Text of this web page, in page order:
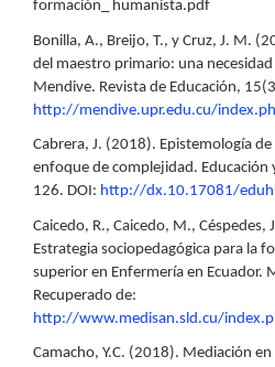
formación_ humanista.pdf
Bonilla, A., Breijo, T., y Cruz, J. M.
del maestro primario: una
Mendive. Revista de Educación,
http://mendive.upr.edu.cu/
Cabrera, J. (2018). Epistemología
enfoque de complejidad.
126. DOI: http://dx.10.17081/
Caicedo, R., Caicedo, M., Céspedes,
Estrategia sociopedagógica para la
superior en Enfermería en Ecuador.
Recuperado de:
http://www.medisan.sld.cu/
Camacho, Y.C. (2018). Mediación